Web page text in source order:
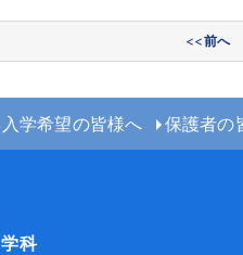
<<前へ
入学希望の皆様へ 保護者の
学科